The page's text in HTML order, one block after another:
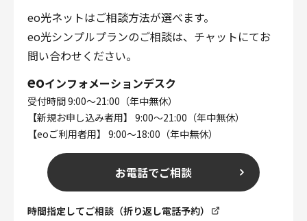
eo光ネットはご相談方法が選べます。
eo光シンプルプランのご相談は、チャットにてお
問い合わせください。
eoインフォメーションデスク
受付時間 9:00～21:00（年中無休）
【新規お申し込み者用】 9:00～21:00（年中無休）
【eoご利用者用】 9:00～18:00（年中無休）
お電話でご相談
時間指定してご相談（折り返し電話予約）